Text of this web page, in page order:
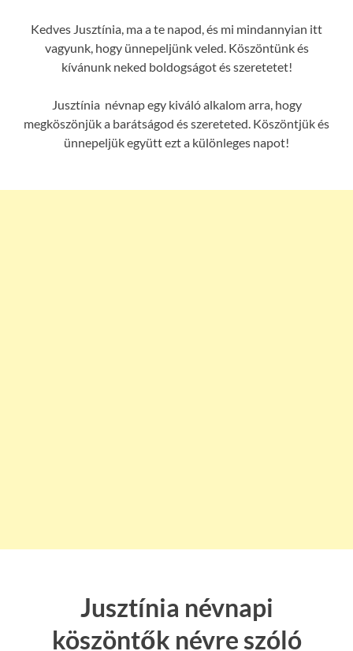
Kedves Jusztínia, ma a te napod, és mi mindannyian itt
vagyunk, hogy ünnepeljünk veled. Köszöntünk és
kívánunk neked boldogságot és szeretetet!
Jusztínia névnap egy kiváló alkalom arra, hogy
megköszönjük a barátságod és szereteted. Köszöntjük és
ünnepeljük együtt ezt a különleges napot!
Jusztínia névnapi
köszöntők névre szóló